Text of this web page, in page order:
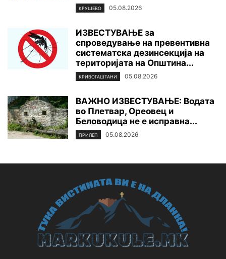
КРУШЕВО 05.08.2026
ИЗВЕСТУВАЊЕ за
спроведување на превентивна
систематска дезинсекција на
територијата нa Општина...
КРИВОГАШТАНИ 05.08.2026
ВАЖНО ИЗВЕСТУВАЊЕ: Водата
во Плетвар, Ореовец и
Беловодица не е исправна...
ПРИЛЕП 05.08.2026